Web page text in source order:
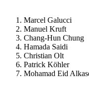
Marcel Galucci
Manuel Kruft
Chang-Hun Chung
Hamada Saidi
Christian Olt
Patrick Köhler
Mohamad Eid